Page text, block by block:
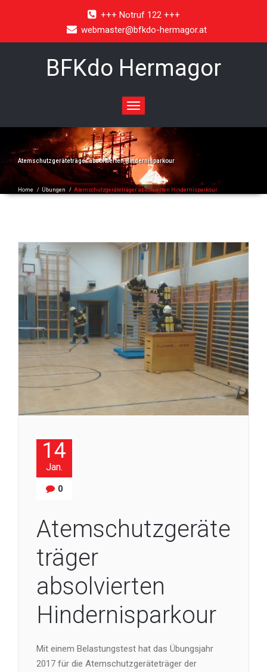
+++ Notruf 122 +++
webmaster@bfkdo-hermagor.at
BFKdo Hermagor
Toggle
navigation
Atemschutzgeräteträger absolvierten Hindernisparkour
Home / Übungen / Atemschutzgeräteträger absolvierten Hindernisparkour
14
Jan.
0
Atemschutzgeräte
träger
absolvierten
Hindernisparkour
Mit einem Belastungstest hat das Übungsjahr
2017 für die Atemschutzgeräteträger der